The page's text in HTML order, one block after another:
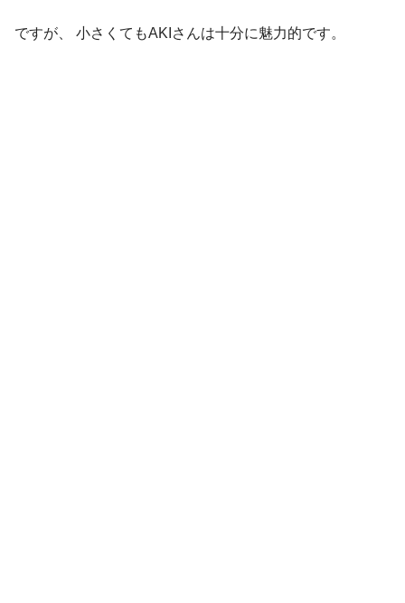
ですが、 小さくてもAKIさんは十分に魅力的です。